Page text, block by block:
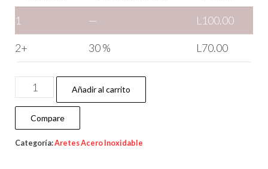
1 — L 100.00
2+ 30 % L 70.00
Añadir al carrito
Compare
Categoría:Aretes Acero Inoxidable